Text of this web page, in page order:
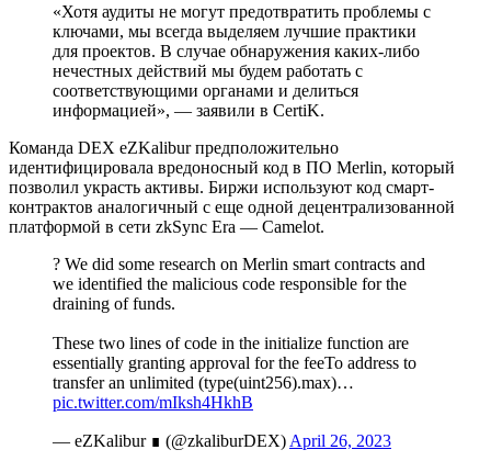
«Хотя аудиты не могут предотвратить проблемы с
ключами, мы всегда выделяем лучшие практики
для проектов. В случае обнаружения каких-либо
нечестных действий мы будем работать с
соответствующими органами и делиться
информацией», — заявили в CertiK.
Команда DEX eZKalibur предположительно
идентифицировала вредоносный код в ПО Merlin, который
позволил украсть активы. Биржи используют код смарт-
контрактов аналогичный с еще одной децентрализованной
платформой в сети zkSync Era — Camelot.
? We did some research on Merlin smart contracts and
we identified the malicious code responsible for the
draining of funds.
These two lines of code in the initialize function are
essentially granting approval for the feeTo address to
transfer an unlimited (type(uint256).max)…
pic.twitter.com/mIksh4HkhB
— eZKalibur ∎ (@zkaliburDEX) April 26, 2023